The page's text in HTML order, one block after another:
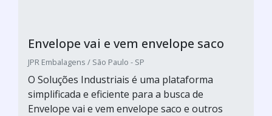
Envelope vai e vem envelope saco
JPR Embalagens / São Paulo - SP
O Soluções Industriais é uma plataforma
simplificada e eficiente para a busca de
Envelope vai e vem envelope saco e outros